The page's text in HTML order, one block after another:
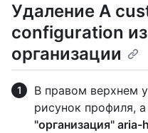
Удаление A
configuration
организации
В правом верхнем
рисунок профиля,
"организация"